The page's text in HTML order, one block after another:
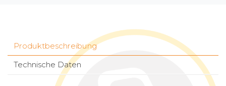
Produktbeschreibung
Technische Daten